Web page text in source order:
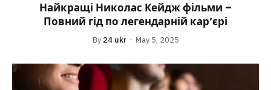
Найкращі Николас Кейдж фільми –
Повний гід по легендарній кар’єрі
By 24 ukr May 5, 2025